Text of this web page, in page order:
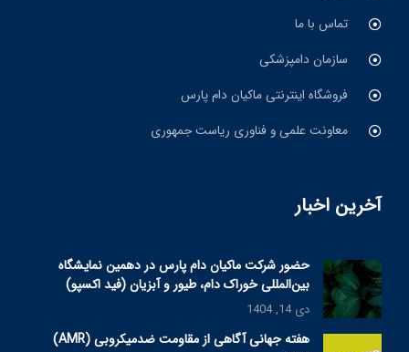
تماس با ما
سازمان دامپزشکی
فروشگاه اینترنتی ماکیان دام پارس
معاونت علمی و فناوری ریاست جمهوری
آخرین اخبار
حضور شرکت ماکیان دام پارس در دهمین نمایشگاه
بین‌المللی خوراک دام، طیور و آبزیان (فید اکسپو)
دی 14, 1404
هفته جهانی آگاهی از مقاومت ضدمیکروبی (AMR)